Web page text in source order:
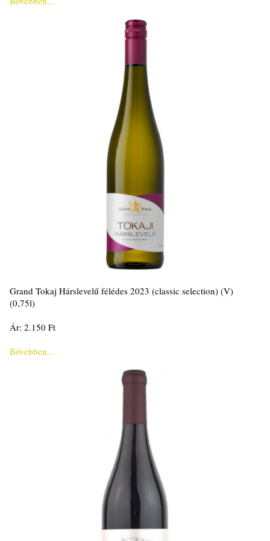
Grand Tokaj Hárslevelű félédes 2023 (classic selection) (V)
(0,75l)
Ár: 2.150 Ft
Bővebben...